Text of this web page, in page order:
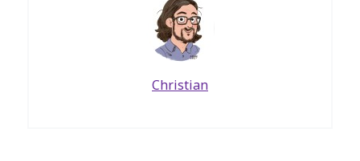
Christian